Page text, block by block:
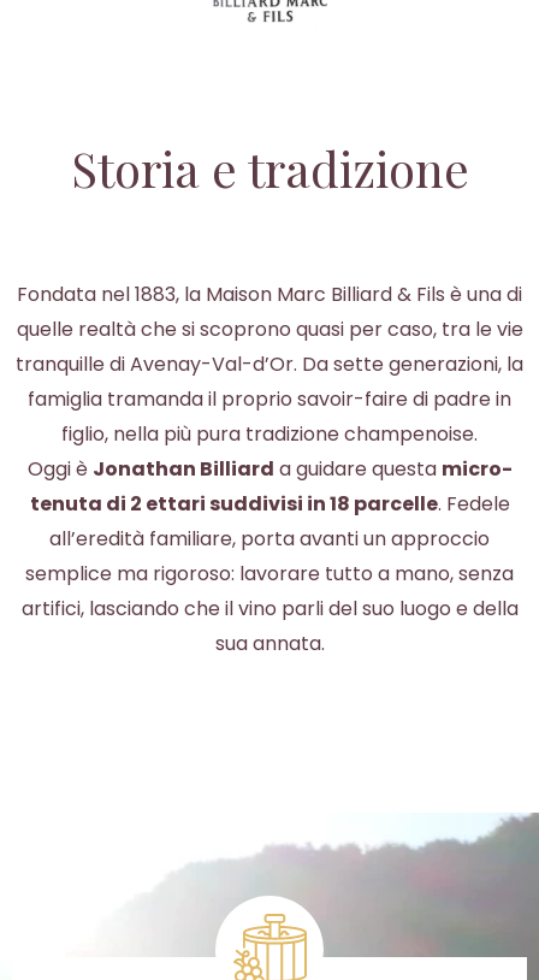
Storia e tradizione
Fondata nel 1883, la Maison Marc Billiard & Fils è una di
quelle realtà che si scoprono quasi per caso, tra le vie
tranquille di Avenay-Val-d’Or. Da sette generazioni, la
famiglia tramanda il proprio savoir-faire di padre in
figlio, nella più pura tradizione champenoise.
Oggi è Jonathan Billiard a guidare questa micro-
tenuta di 2 ettari suddivisi in 18 parcelle. Fedele
all’eredità familiare, porta avanti un approccio
semplice ma rigoroso: lavorare tutto a mano, senza
artifici, lasciando che il vino parli del suo luogo e della
sua annata.